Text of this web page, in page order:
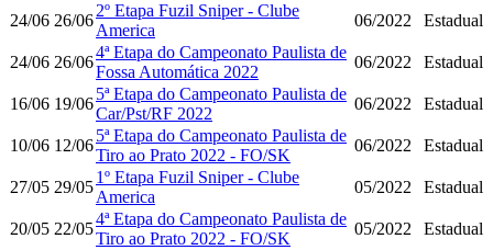
24/06 26/06
2º Etapa Fuzil Sniper - Clube
America
06/2022 Estadual
24/06 26/06
4ª Etapa do Campeonato Paulista de
Fossa Automática 2022
06/2022 Estadual
16/06 19/06
5ª Etapa do Campeonato Paulista de
Car/Pst/RF 2022
06/2022 Estadual
10/06 12/06
5ª Etapa do Campeonato Paulista de
Tiro ao Prato 2022 - FO/SK
06/2022 Estadual
27/05 29/05
1º Etapa Fuzil Sniper - Clube
America
05/2022 Estadual
20/05 22/05
4ª Etapa do Campeonato Paulista de
Tiro ao Prato 2022 - FO/SK
05/2022 Estadual